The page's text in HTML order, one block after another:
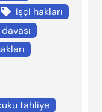
işçi hakları
tahliye